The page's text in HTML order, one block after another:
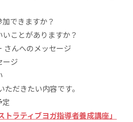
できますか？
ことがありますか？
さんへのメッセージ
ージ
だきたい内容です。
トラティブヨガ指導者養成講座」